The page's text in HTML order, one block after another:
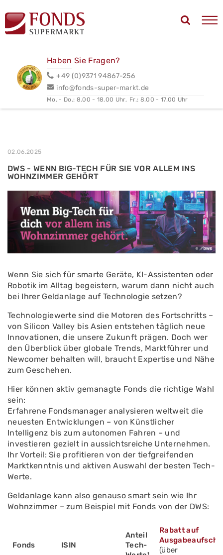
Haben Sie Fragen?
+49 (0)9371 94867-256
info@fonds-super-markt.de
Mo. - Do.: 8.00 - 18.00 Uhr, Fr.: 8.00 - 17.00 Uhr
02.06.2025
DWS - WENN BIG-TECH FÜR SIE VOR ALLEM INS
WOHNZIMMER GEHÖRT
Wenn Sie sich für smarte Geräte, KI-Assistenten oder
Robotik im Alltag begeistern, warum dann nicht auch
bei Ihrer Geldanlage auf Technologie setzen?
Technologiewerte sind die Motoren des Fortschritts –
von Silicon Valley bis Asien entstehen täglich neue
Innovationen, die unsere Zukunft prägen. Doch wer
den Überblick über globale Trends, Marktführer und
Newcomer behalten will, braucht Expertise und Nähe
zum Geschehen.
Hier können aktiv gemanagte Fonds die richtige Wahl
sein:
Erfahrene Fondsmanager analysieren weltweit die
neuesten Entwicklungen – von Künstlicher
Intelligenz bis zum autonomen Fahren – und
investieren gezielt in aussichtsreiche Unternehmen.
Ihr Vorteil: Sie profitieren von der tiefgreifenden
Marktkenntnis und aktiven Auswahl der besten Tech-
Werte.
Geldanlage kann also genauso smart sein wie Ihr
Wohnzimmer – zum Beispiel mit Fonds von der DWS:
Fonds ISIN
Anteil
Tech-
Rabatt auf
(über